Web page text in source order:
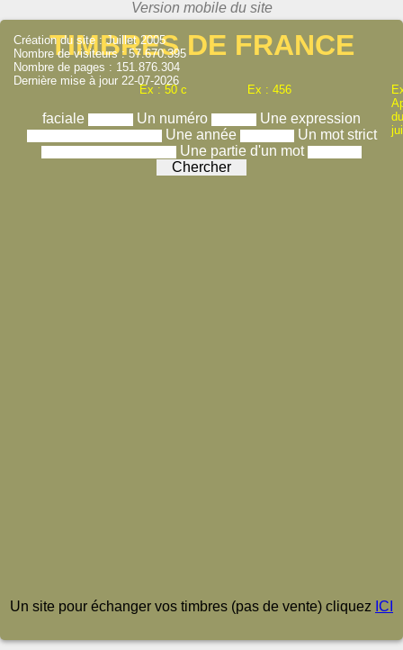
TIMBRES DE FRANCE
Ex : 50 c Ex : 456
faciale Un numéro
Une expression
Une année
Un mot strict
Une partie d'un mot
Création du site : Juillet 2005
Nombre de visiteurs : 57.670.395
Nombre de pages : 151.876.304
Dernière mise à jour 22-07-2026
Un site pour échanger vos timbres (pas de vente) cliquez ICI